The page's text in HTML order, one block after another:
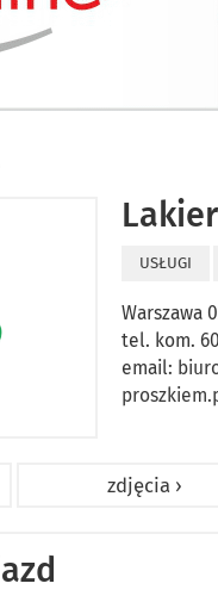
USŁUGI
Warszawa
tel. kom.
email:
zdjęcia ›